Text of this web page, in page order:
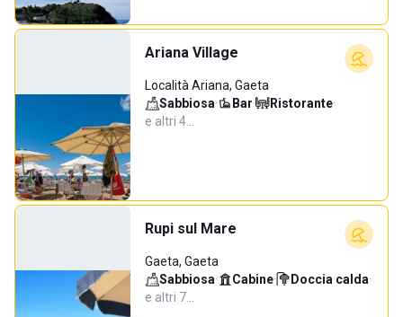
Ariana Village
Località Ariana, Gaeta
Sabbiosa· Bar· Ristorante·
e altri 4…
Rupi sul Mare
Gaeta, Gaeta
Sabbiosa· Cabine· Doccia calda·
e altri 7…